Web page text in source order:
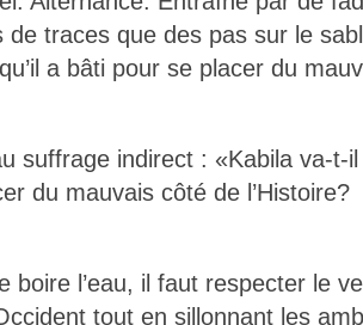
de traces que des pas sur le
a bâti pour se placer du
suffrage indirect : «Kabila va-t-
du mauvais côté de l’Histoire?
boire l’eau, il faut respecter le
tout en sillonnant les